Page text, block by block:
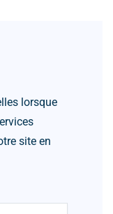
lorsque
site en